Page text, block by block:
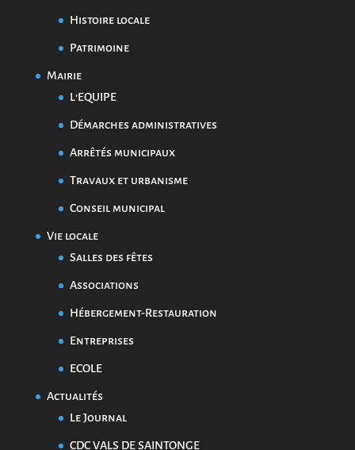
Histoire locale
Patrimoine
Mairie
L’EQUIPE
Démarches administratives
Arrêtés municipaux
Travaux et urbanisme
Conseil municipal
Vie locale
Salles des fêtes
Associations
Hébergement-Restauration
Entreprises
ECOLE
Actualités
Le Journal
CDC VALS DE SAINTONGE